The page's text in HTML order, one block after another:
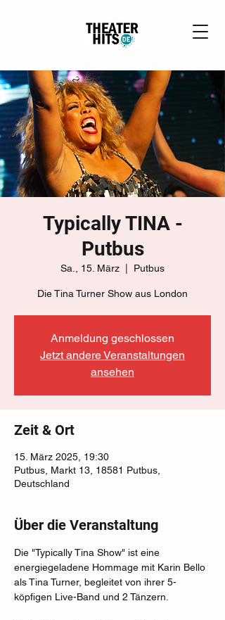
Typically TINA -
Putbus
Sa., 15. März Putbus
Die Tina Turner Show aus London
Anmeldung geschlossen
Jetzt andere Veranstaltungen
ansehen
Zeit & Ort
15. März 2025, 19:30
Putbus, Markt 13, 18581 Putbus,
Deutschland
Über die Veranstaltung
Die "Typically Tina Show" ist eine
energiegeladene Hommage mit Karin Bello
als Tina Turner, begleitet von ihrer 5-
köpfigen Live-Band und 2 Tänzern.